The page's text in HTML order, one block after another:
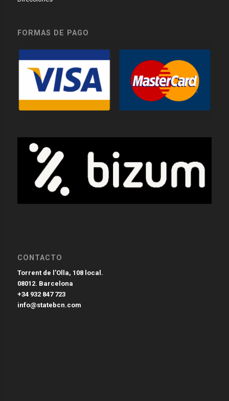
FORMAS DE PAGO
CONTACTO
Torrent de l’Olla, 108 local.
08012. Barcelona
+34 932 847 723
info@statebcn.com